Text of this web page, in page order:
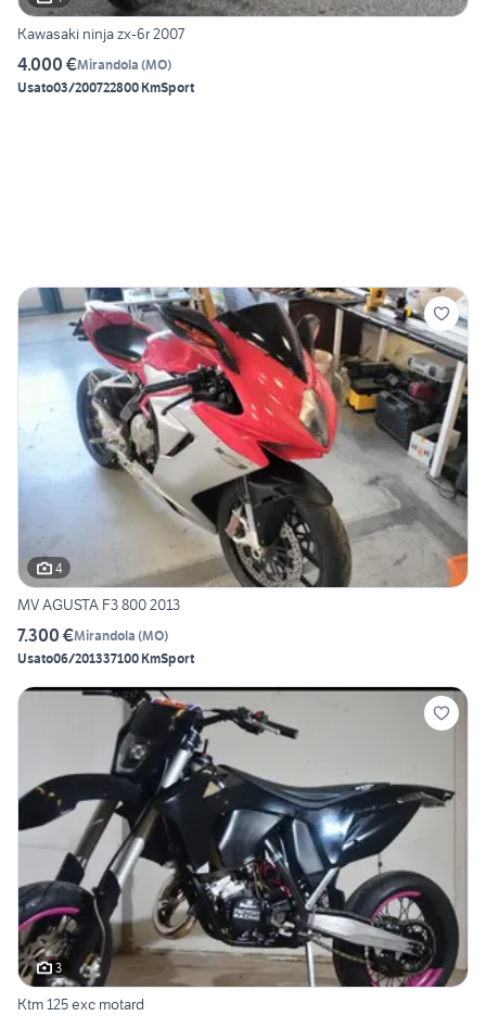
Kawasaki ninja zx-6r 2007
4.000 €Mirandola (MO)
Usato03/200722800 KmSport
4
MV AGUSTA F3 800 2013
7.300 €Mirandola (MO)
Usato06/201337100 KmSport
3
Ktm 125 exc motard